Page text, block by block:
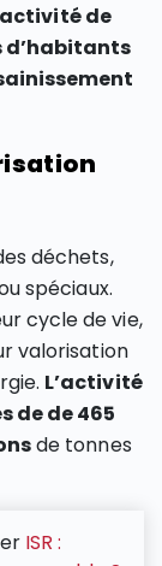
de
d’habitants
déchets,
spéciaux.
cycle de vie,
valorisation
L’activité
de de 465
de tonnes
ISR :